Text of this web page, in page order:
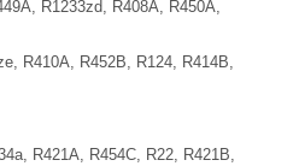
R1233zd, R408A, R450A,
R410A, R452B, R124, R414B,
R421A, R454C, R22, R421B,